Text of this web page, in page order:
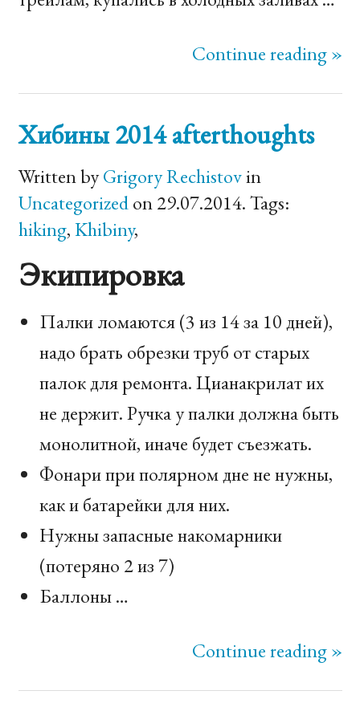
Continue reading »
Хибины 2014 afterthoughts
Written byGrigory Rechistovin
Uncategorizedon 29.07.2014. Tags:
hiking,Khibiny,
Экипировка
Палки ломаются (3 из 14 за 10 дней),
надо брать обрезки труб от старых
палок для ремонта. Цианакрилат их
не держит. Ручка у палки должна быть
монолитной, иначе будет съезжать.
Фонари при полярном дне не нужны,
как и батарейки для них.
Нужны запасные накомарники
(потеряно 2 из 7)
Баллоны …
Continue reading »